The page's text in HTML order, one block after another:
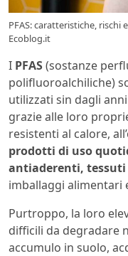
PFAS: caratteristiche, rischi
Ecoblog.it
I PFAS(sostanze
polifluoroalchiliche)
utilizzati sin dagli
grazie alle loro
resistenti al calore,
prodotti di uso
antiaderenti,
imballaggi alimentari
Purtroppo, la loro
difficili da degradare
accumulo in suolo,